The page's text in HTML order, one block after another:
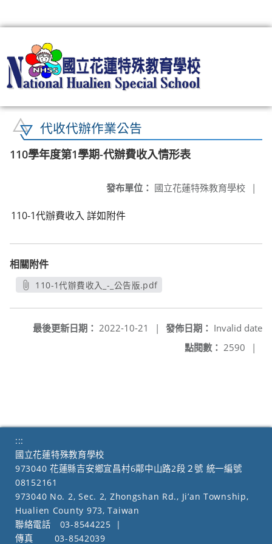
代收代辦作業公告
110學年度第1學期-代辦費收入情形表
發布單位： 國立花蓮特殊教育學校 |
110-1代辦費收入 詳如附件
相關附件
110-1代辦費收入_-_公告版.pdf
發佈日期： Invalid date
最後更新日期： 2022-10-21
|
點閱數： 2590 |
:::
國立花蓮特殊教育學校
973040 花蓮縣吉安鄉宜昌村6鄰中山路2段２號 統一編號
08152161
973040 No. 2, Sec. 2, Zhongshan Rd., Ji’an Township,
Hualien County 973, Taiwan
聯絡電話
03-8544225
|
傳真
03-8542039